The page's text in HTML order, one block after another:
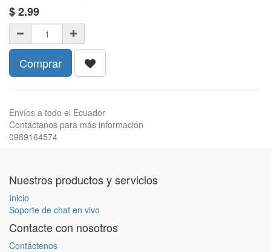
$2.99
Comprar
Envíos a todo el Ecuador
Contáctanos para más información
0989164574
Nuestros productos y servicios
Inicio
Soporte de chat en vivo
Contacte con nosotros
Contáctenos